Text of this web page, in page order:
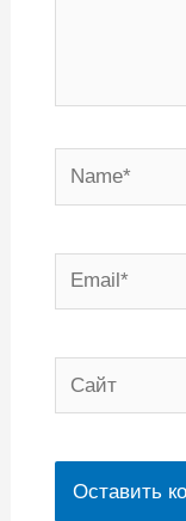
Name*
Email*
Сайт